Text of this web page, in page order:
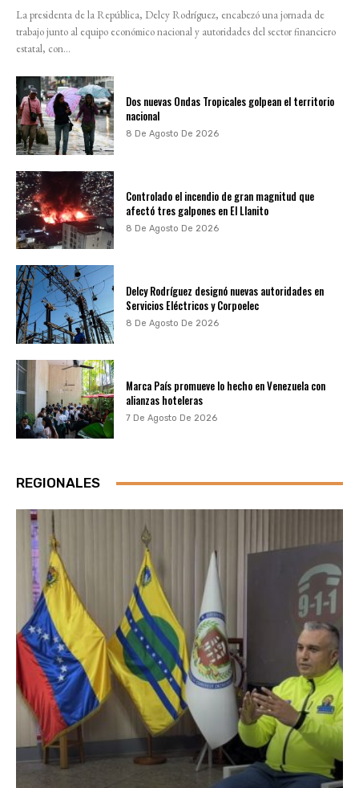
La presidenta de la República, Delcy Rodríguez, encabezó una jornada de
trabajo junto al equipo económico nacional y autoridades del sector financiero
estatal, con...
Dos nuevas Ondas Tropicales golpean el territorio
nacional
8 De Agosto De 2026
Controlado el incendio de gran magnitud que
afectó tres galpones en El Llanito
8 De Agosto De 2026
Delcy Rodríguez designó nuevas autoridades en
Servicios Eléctricos y Corpoelec
8 De Agosto De 2026
Marca País promueve lo hecho en Venezuela con
alianzas hoteleras
7 De Agosto De 2026
REGIONALES